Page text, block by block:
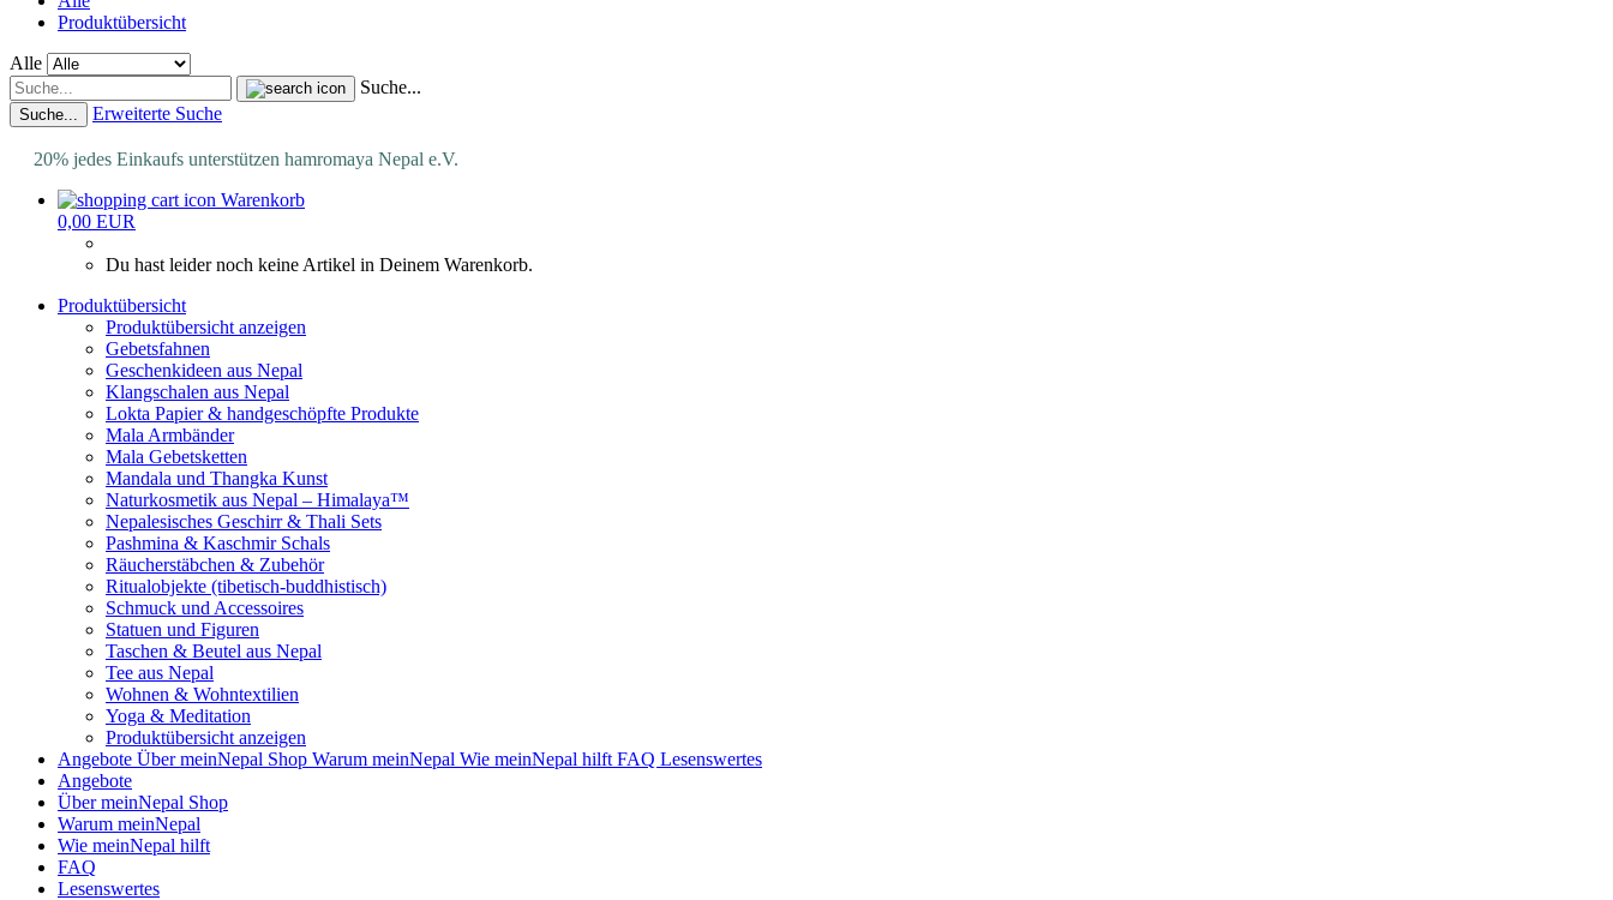
Produktübersicht
Alle
Suche...
Suche... Erweiterte Suche
20% jedes Einkaufs unterstützen hamromaya Nepal e.V.
Warenkorb
0,00 EUR
Du hast leider noch keine Artikel in Deinem Warenkorb.
Produktübersicht
Produktübersicht anzeigen
Gebetsfahnen
Geschenkideen aus Nepal
Klangschalen aus Nepal
Lokta Papier & handgeschöpfte Produkte
Mala Armbänder
Mala Gebetsketten
Mandala und Thangka Kunst
Naturkosmetik aus Nepal – Himalaya™
Nepalesisches Geschirr & Thali Sets
Pashmina & Kaschmir Schals
Räucherstäbchen & Zubehör
Ritualobjekte (tibetisch-buddhistisch)
Schmuck und Accessoires
Statuen und Figuren
Taschen & Beutel aus Nepal
Tee aus Nepal
Wohnen & Wohntextilien
Yoga & Meditation
Produktübersicht anzeigen
Angebote Über meinNepal Shop Warum meinNepal Wie meinNepal hilft FAQ Lesenswertes
Angebote
Über meinNepal Shop
Warum meinNepal
Wie meinNepal hilft
FAQ
Lesenswertes